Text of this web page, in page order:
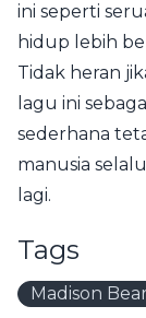
ini seperti
hidup lebih
Tidak heran
lagu ini
sederhana
manusia
lagi.
Tags
Madison Bear